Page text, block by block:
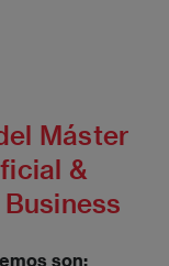
Máster
&
son: